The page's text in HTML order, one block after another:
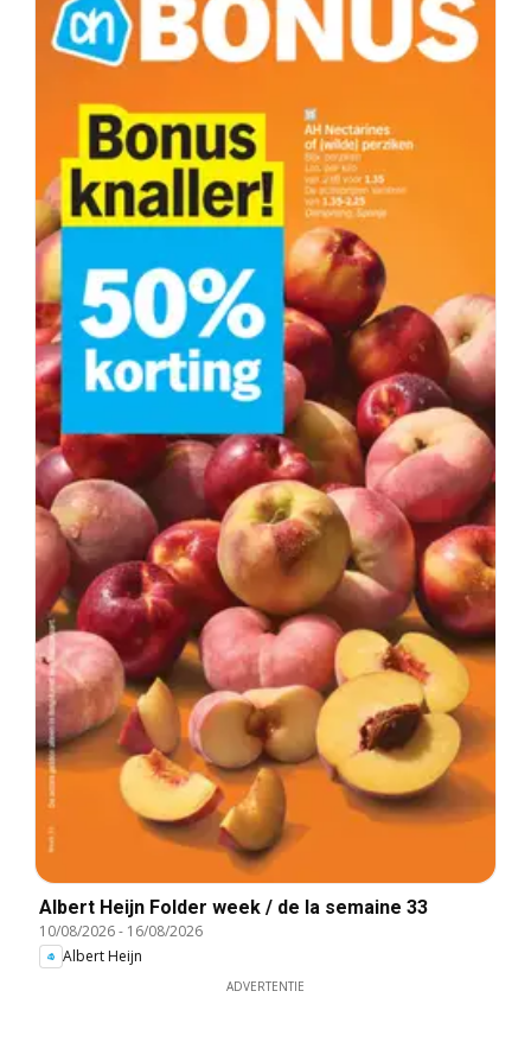
Albert Heijn Folder week / de la semaine 33
10/08/2026- 16/08/2026
Albert Heijn
ADVERTENTIE